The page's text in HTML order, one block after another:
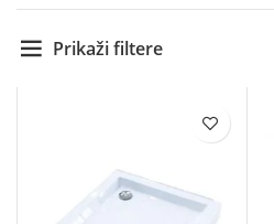
niže
Prikaži filtere